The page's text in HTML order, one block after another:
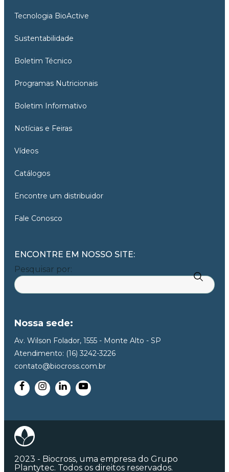
Tecnologia BioActive
Sustentabilidade
Boletim Técnico
Programas Nutricionais
Boletim Informativo
Notícias e Feiras
Vídeos
Catálogos
Encontre um distribuidor
Fale Conosco
ENCONTRE EM NOSSO SITE:
Pesquisar por:
Nossa sede:
Av. Wilson Folador, 1555 - Monte Alto - SP
Atendimento: (16) 3242-3226
contato@biocross.com.br
2023 - Biocross, uma empresa do Grupo
Plantytec. Todos os direitos reservados.